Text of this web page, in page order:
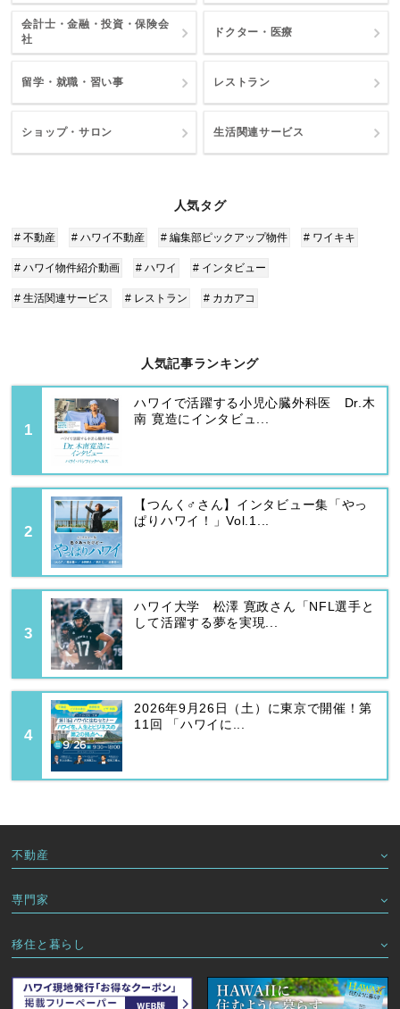
会計士・金融・投資・保険会
社
ドクター・医療
留学・就職・習い事 レストラン
ショップ・サロン 生活関連サービス
人気タグ
# 不動産 # ハワイ不動産 # 編集部ピックアップ物件 # ワイキキ
# ハワイ物件紹介動画 # ハワイ # インタビュー
# 生活関連サービス # レストラン # カカアコ
人気記事ランキング
ハワイで活躍する小児心臓外科医 Dr.木
南 寛造にインタビュ...
【つんく♂さん】インタビュー集「やっ
ぱりハワイ！」Vol.1...
ハワイ大学 松澤 寛政さん「NFL選手と
して活躍する夢を実現...
2026年9月26日（土）に東京で開催！第
11回 「ハワイに...
不動産
専門家
移住と暮らし